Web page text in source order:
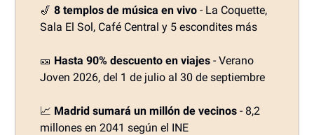
🎷 8 templos de música en vivo - La Coquette,
Sala El Sol, Café Central y 5 escondites más
🎫 Hasta 90% descuento en viajes - Verano
Joven 2026, del 1 de julio al 30 de septiembre
📈 Madrid sumará un millón de vecinos - 8,2
millones en 2041 según el INE